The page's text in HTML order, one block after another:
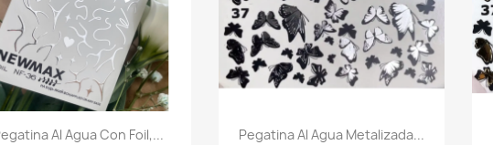
Vista rápida
Al Agua Con Foil,... Vista rápida
Pegatina Al Agua Metalizada...